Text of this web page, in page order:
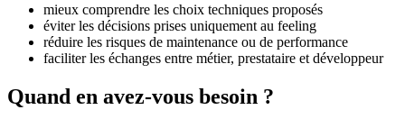
mieux comprendre les choix techniques proposés
éviter les décisions prises uniquement au feeling
réduire les risques de maintenance ou de performance
faciliter les échanges entre métier, prestataire et développeur
Quand en avez-vous besoin ?